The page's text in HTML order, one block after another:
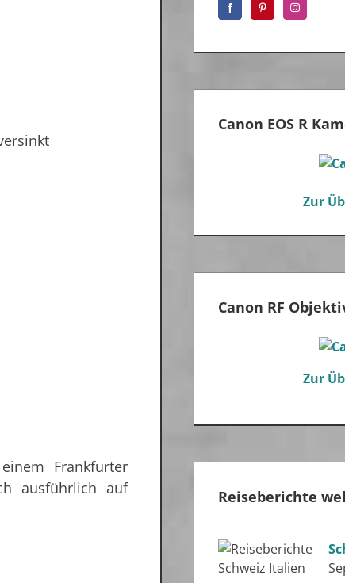
Frankfurter
ausführlich auf
Canon EOS R
Zur
Canon RF
Zur
Reiseberichte